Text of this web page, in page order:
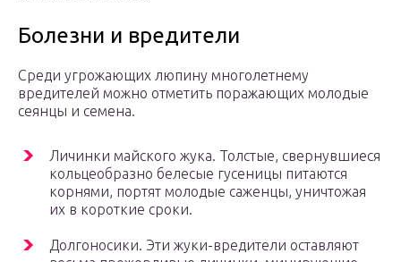
Болезни и вредители
Среди угрожающих люпину многолетнему
вредителей можно отметить поражающих молодые
сеянцы и семена.
Личинки майского жука. Толстые, свернувшиеся
кольцеобразно белесые гусеницы питаются
корнями, портят молодые саженцы, уничтожая
их в короткие сроки.
Долгоносики. Эти жуки-вредители оставляют